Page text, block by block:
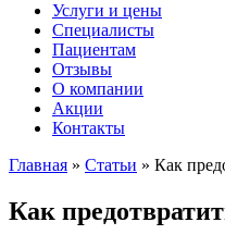
Услуги и цены
Специалисты
Пациентам
Отзывы
О компании
Акции
Контакты
Главная » Статьи » Как
Как